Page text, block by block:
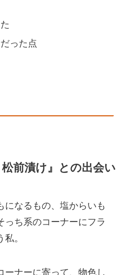
った点
松前漬け』との出会い
になるもの、塩からいも
っち系のコーナーにフラ
。
ーナーに寄って、物色し